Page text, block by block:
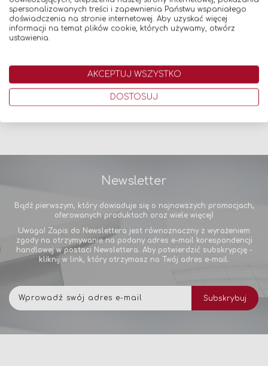
IZOLATOR TEFLONOWY LAMINARNY DO TULEJKI
13,90 zł
Dodaj do koszyka
Newsletter
Bądź pierwszym, który dowiaduje się o najnowszych promocjach,
oferowanych produktach oraz wiele więcej!
Uwaga! Zapis do Newslettera jest równoznaczny z wyrażeniem
zgody na otrzymywanie na podany adres e-mail korespondencji
handlowej w postaci Newslettera. Aby potwierdzić subskrypcję -
kliknij w link, który otrzymasz na Twój adres e-mail.
nasz
newsletter:
Subskrybuj
spersonalizowanych treści i zapewnienia Państwu wspaniałego
doświadczenia na stronie internetowej. Aby uzyskać więcej
informacji na temat plików cookie, których używamy, otwórz
ustawienia.
AKCEPTUJ WSZYSTKO
DOSTOSUJ